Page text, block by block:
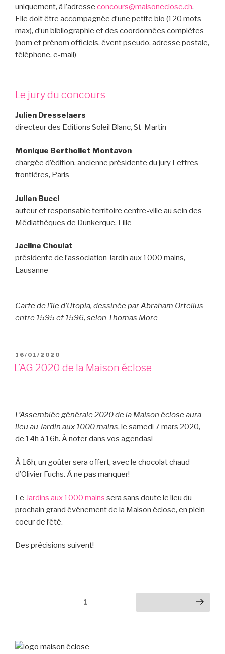
uniquement, à l’adresse concours@maisoneclose.ch.
Elle doit être accompagnée d’une petite bio (120 mots
max), d’un bibliographie et des coordonnées complètes
(nom et prénom officiels, évent pseudo, adresse postale,
téléphone, e-mail)
Le jury du concours
Julien Dresselaers
directeur des Editions Soleil Blanc, St-Martin
Monique Berthollet Montavon
chargée d’édition, ancienne présidente du jury Lettres
frontières, Paris
Julien Bucci
auteur et responsable territoire centre-ville au sein des
Médiathèques de Dunkerque, Lille
Jacline Choulat
présidente de l’association Jardin aux 1000 mains,
Lausanne
Carte de l’île d’Utopia, dessinée par Abraham Ortelius
entre 1595 et 1596, selon Thomas More
PUBLIÉ
LE
16/01/2020
L’AG 2020 de la Maison éclose
L’Assemblée générale 2020 de la Maison éclose aura
lieu au Jardin aux 1000 mains, le samedi 7 mars 2020,
de 14h à 16h. À noter dans vos agendas!
À 16h, un goûter sera offert, avec le chocolat chaud
d’Olivier Fuchs. À ne pas manquer!
Le Jardins aux 1000 mains sera sans doute le lieu du
prochain grand événement de la Maison éclose, en plein
coeur de l’été.
Des précisions suivent!
1 Page suivante